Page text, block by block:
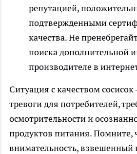
репутацией,
подтвержденными
качества. Не
поиска дополнительной
производителе в
Ситуация с качеством сосисок
тревоги для потребителей,
осмотрительности и
продуктов питания. Помните,
внимательность, взвешенный